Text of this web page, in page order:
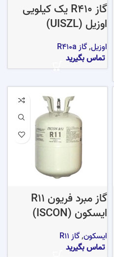
گاز R410 یک کیلویی
اوزیل (UISZL)
اوزیل,گاز R410a
تماس بگیرید
گاز مبرد فریون R11
ایسکون (ISCON)
ایسکون,گاز R11
تماس بگیرید